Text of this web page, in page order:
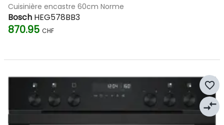
Cuisinière encastre 60cm Norme
Bosch HEG578BB3
870.95 CHF
favorite_border
compare_arrows